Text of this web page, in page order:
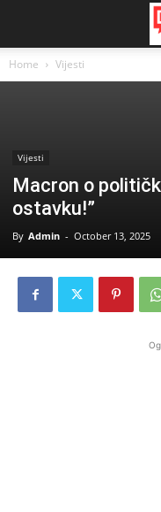
Home Vijesti
Vijesti
Macron o
ostavku!”
By Admin - October 13, 2025